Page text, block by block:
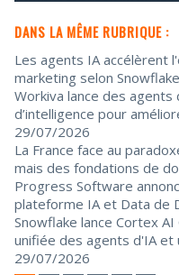
DANS LA MÊME RUBRIQUE :
Les agents IA accélèrent
marketing selon Snowflake
Workiva lance des agents
d’intelligence pour
29/07/2026
La France face au
mais des fondations de
Progress Software
plateforme IA et Data de
Snowflake lance Cortex
unifiée des agents d'IA et
29/07/2026